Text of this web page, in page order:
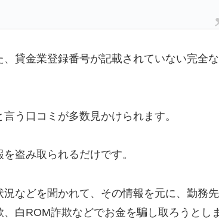
貸金業登録番号が記載されていない完全
う口コミが多数見かけられます。
盗み取られるだけです。
などを聞かれて、その情報を元に、勤務
白ROM詐欺などでお金を騙し取ろうとし